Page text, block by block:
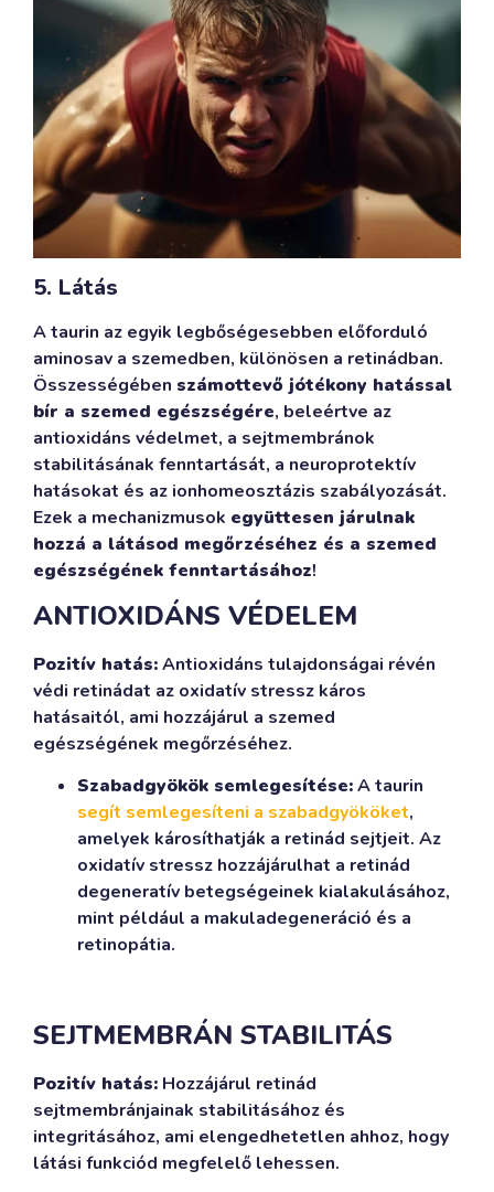
5. Látás
A taurin az egyik legbőségesebben előforduló
aminosav a szemedben, különösen a retinádban.
Összességében számottevő jótékony hatással
bír a szemed egészségére, beleértve az
antioxidáns védelmet, a sejtmembránok
stabilitásának fenntartását, a neuroprotektív
hatásokat és az ionhomeosztázis szabályozását.
Ezek a mechanizmusok együttesen járulnak
hozzá a látásod megőrzéséhez és a szemed
egészségének fenntartásához!
ANTIOXIDÁNS VÉDELEM
Pozitív hatás:Antioxidáns tulajdonságai révén
védi retinádat az oxidatív stressz káros
hatásaitól, ami hozzájárul a szemed
egészségének megőrzéséhez.
Szabadgyökök semlegesítése:A taurin
segít semlegesíteni a szabadgyököket,
amelyek károsíthatják a retinád sejtjeit. Az
oxidatív stressz hozzájárulhat a retinád
degeneratív betegségeinek kialakulásához,
mint például a makuladegeneráció és a
retinopátia.
SEJTMEMBRÁN STABILITÁS
Pozitív hatás: Hozzájárul retinád
sejtmembránjainak stabilitásához és
integritásához, ami elengedhetetlen ahhoz, hogy
látási funkciód megfelelő lehessen.